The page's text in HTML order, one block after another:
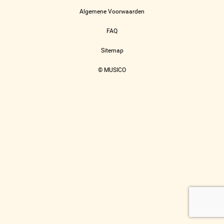
Algemene Voorwaarden
FAQ
Sitemap
© MUSICO